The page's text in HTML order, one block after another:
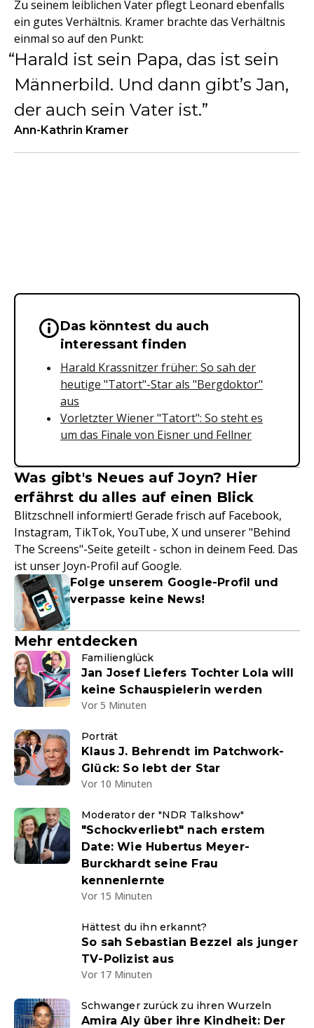
Zu seinem leiblichen Vater pflegt Leonard ebenfalls
ein gutes Verhältnis. Kramer brachte das Verhältnis
einmal so auf den Punkt:
Harald ist sein Papa, das ist sein
Männerbild. Und dann gibt’s Jan,
der auch sein Vater ist.
Ann-Kathrin Kramer
Wichtige Hinweise &
Das könntest du auch
interessant finden
Harald Krassnitzer früher: So sah der
heutige "Tatort"-Star als "Bergdoktor"
aus
Vorletzter Wiener "Tatort": So steht es
um das Finale von Eisner und Fellner
Was gibt's Neues auf Joyn? Hier
erfährst du alles auf einen Blick
Blitzschnell informiert! Gerade frisch auf Facebook,
Instagram, TikTok, YouTube, X und unserer "Behind
The Screens"-Seite geteilt - schon in deinem Feed. Das
ist unser Joyn-Profil auf Google.
Folge unserem Google-Profil und
verpasse keine News!
Mehr entdecken
Familienglück
Jan Josef Liefers Tochter Lola will
keine Schauspielerin werden
Vor 5 Minuten
Porträt
Klaus J. Behrendt im Patchwork-
Glück: So lebt der Star
Vor 10 Minuten
Moderator der "NDR Talkshow"
"Schockverliebt" nach erstem
Date: Wie Hubertus Meyer-
Burckhardt seine Frau
kennenlernte
Vor 15 Minuten
Hättest du ihn erkannt?
So sah Sebastian Bezzel als junger
TV-Polizist aus
Vor 17 Minuten
Schwanger zurück zu ihren Wurzeln
Amira Aly über ihre Kindheit: Der